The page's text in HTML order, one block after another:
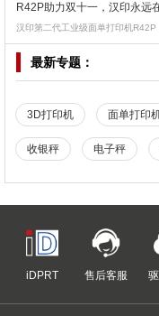
R42P助力双十一，汉印永远
最新专题：
3D打印机 面单打印
收银秤 电子秤
iDPRT 售后客服